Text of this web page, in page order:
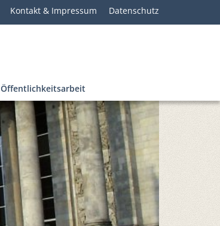
Kontakt & Impressum Datenschutz
Öffentlichkeitsarbeit